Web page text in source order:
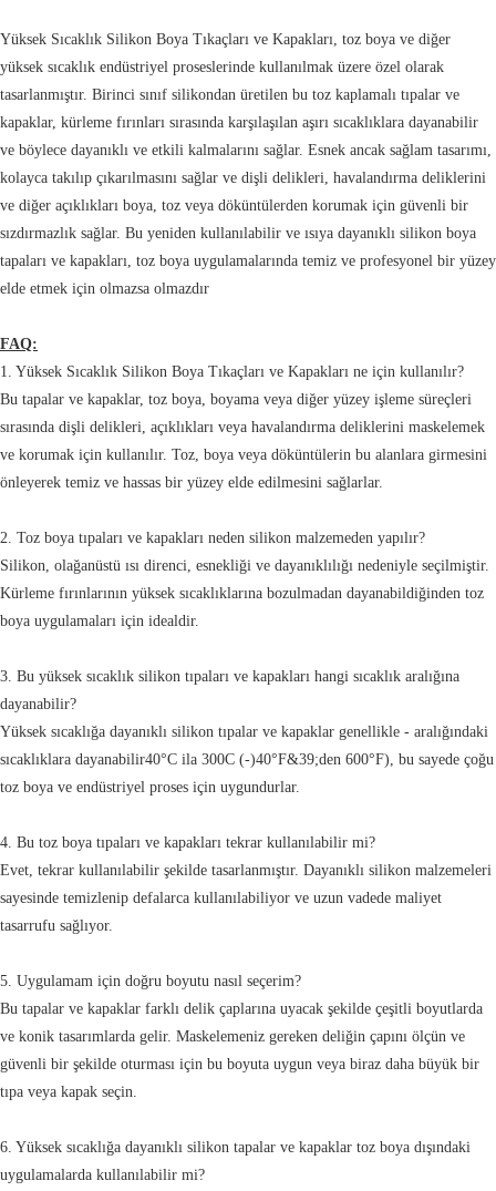
Yüksek Sıcaklık Silikon Boya Tıkaçları ve Kapakları, toz boya ve diğer
yüksek sıcaklık endüstriyel proseslerinde kullanılmak üzere özel olarak
tasarlanmıştır. Birinci sınıf silikondan üretilen bu toz kaplamalı tıpalar ve
kapaklar, kürleme fırınları sırasında karşılaşılan aşırı sıcaklıklara dayanabilir
ve böylece dayanıklı ve etkili kalmalarını sağlar. Esnek ancak sağlam tasarımı,
kolayca takılıp çıkarılmasını sağlar ve dişli delikleri, havalandırma deliklerini
ve diğer açıklıkları boya, toz veya döküntülerden korumak için güvenli bir
sızdırmazlık sağlar. Bu yeniden kullanılabilir ve ısıya dayanıklı silikon boya
tapaları ve kapakları, toz boya uygulamalarında temiz ve profesyonel bir yüzey
elde etmek için olmazsa olmazdır
FAQ:
1. Yüksek Sıcaklık Silikon Boya Tıkaçları ve Kapakları ne için kullanılır?
Bu tapalar ve kapaklar, toz boya, boyama veya diğer yüzey işleme süreçleri
sırasında dişli delikleri, açıklıkları veya havalandırma deliklerini maskelemek
ve korumak için kullanılır. Toz, boya veya döküntülerin bu alanlara girmesini
önleyerek temiz ve hassas bir yüzey elde edilmesini sağlarlar.
2. Toz boya tıpaları ve kapakları neden silikon malzemeden yapılır?
Silikon, olağanüstü ısı direnci, esnekliği ve dayanıklılığı nedeniyle seçilmiştir.
Kürleme fırınlarının yüksek sıcaklıklarına bozulmadan dayanabildiğinden toz
boya uygulamaları için idealdir.
3. Bu yüksek sıcaklık silikon tıpaları ve kapakları hangi sıcaklık aralığına
dayanabilir?
Yüksek sıcaklığa dayanıklı silikon tıpalar ve kapaklar genellikle - aralığındaki
sıcaklıklara dayanabilir40°C ila 300C (-)40°F&39;den 600°F), bu sayede çoğu
toz boya ve endüstriyel proses için uygundurlar.
4. Bu toz boya tıpaları ve kapakları tekrar kullanılabilir mi?
Evet, tekrar kullanılabilir şekilde tasarlanmıştır. Dayanıklı silikon malzemeleri
sayesinde temizlenip defalarca kullanılabiliyor ve uzun vadede maliyet
tasarrufu sağlıyor.
5. Uygulamam için doğru boyutu nasıl seçerim?
Bu tapalar ve kapaklar farklı delik çaplarına uyacak şekilde çeşitli boyutlarda
ve konik tasarımlarda gelir. Maskelemeniz gereken deliğin çapını ölçün ve
güvenli bir şekilde oturması için bu boyuta uygun veya biraz daha büyük bir
tıpa veya kapak seçin.
6. Yüksek sıcaklığa dayanıklı silikon tapalar ve kapaklar toz boya dışındaki
uygulamalarda kullanılabilir mi?